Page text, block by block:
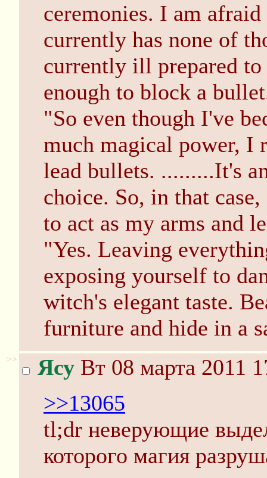
ceremonies. I am
currently has none of
currently ill prepared
enough to block a
"So even though I've
much magical power, I
lead bullets. .........It's
choice. So, in that
to act as my arms and
"Yes. Leaving
exposing yourself to
witch's elegant taste.
furniture and hide in a
>> Ясу Вт 08 марта 2011
>>13065
tl;dr неверующие
которого магия